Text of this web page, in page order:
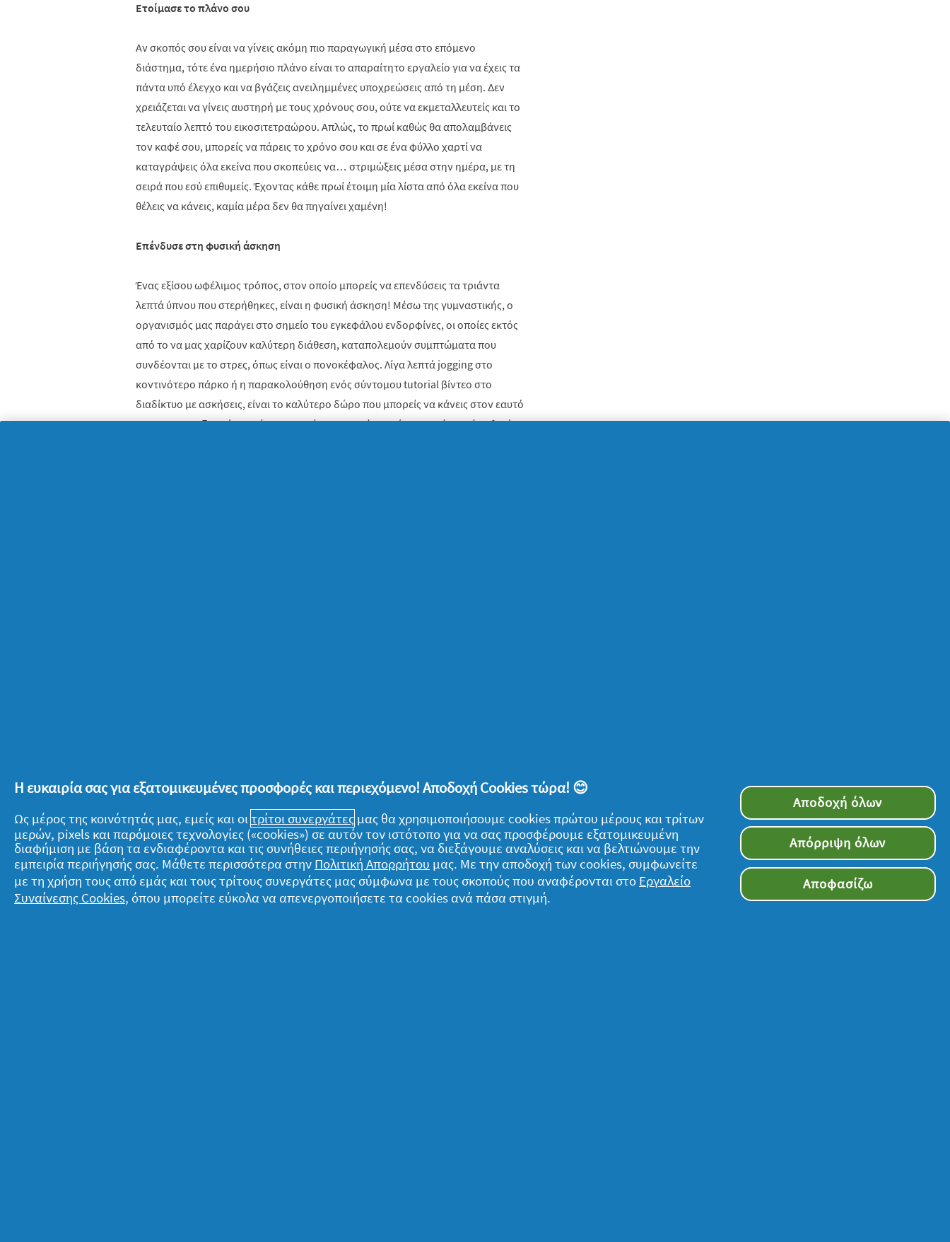
Ετοίμασε το πλάνο σου
Αν σκοπός σου είναι να γίνεις ακόμη πιο παραγωγική μέσα στο επόμενο
διάστημα, τότε ένα ημερήσιο πλάνο είναι το απαραίτητο εργαλείο για να έχεις τα
πάντα υπό έλεγχο και να βγάζεις ανειλημμένες υποχρεώσεις από τη μέση. Δεν
χρειάζεται να γίνεις αυστηρή με τους χρόνους σου, ούτε να εκμεταλλευτείς και το
τελευταίο λεπτό του εικοσιτετραώρου. Απλώς, το πρωί καθώς θα απολαμβάνεις
τον καφέ σου, μπορείς να πάρεις το χρόνο σου και σε ένα φύλλο χαρτί να
καταγράψεις όλα εκείνα που σκοπεύεις να… στριμώξεις μέσα στην ημέρα, με τη
σειρά που εσύ επιθυμείς. Έχοντας κάθε πρωί έτοιμη μία λίστα από όλα εκείνα που
θέλεις να κάνεις, καμία μέρα δεν θα πηγαίνει χαμένη!
Επένδυσε στη φυσική άσκηση
Ένας εξίσου ωφέλιμος τρόπος, στον οποίο μπορείς να επενδύσεις τα τριάντα
λεπτά ύπνου που στερήθηκες, είναι η φυσική άσκηση! Μέσω της γυμναστικής, ο
οργανισμός μας παράγει στο σημείο του εγκεφάλου ενδορφίνες, οι οποίες εκτός
από το να μας χαρίζουν καλύτερη διάθεση, καταπολεμούν συμπτώματα που
συνδέονται με το στρες, όπως είναι ο πονοκέφαλος. Λίγα λεπτά joggingστο
κοντινότερο πάρκο ή η παρακολούθηση ενός σύντομουtutorial βίντεο στο
διαδίκτυο με ασκήσεις, είναι το καλύτερο δώρο που μπορείς να κάνεις στον εαυτό
σου, πριν καν ξεκινήσει επίσημα η ημέρα. Μπορεί οι πρώτες φορές να είναι λιγάκι
πολλά, όμως τώρα που θα σηκώνεσαι μισή ώρα πιο νωρίς, είναι μια καλή ευκαιρία
να καταπιαστείς με αυτή τη δημιουργική συνήθεια! Μπορεί να είναι μία απλή
καταγραφή γεγονότων, όπως «Σήμερα το πρωί σηκώθηκα νωρίτερα από ότι
συνήθως…» ή κάτι βαθύτερο που αισθάνεσαι την ανάγκη να το εκφράσεις, να το
βγάλεις από μέσα σου. Σε κάθε περίπτωση, σκοπός της συγκεκριμένης άσκησης
Η ευκαιρία σας για εξατομικευμένες προσφορές και περιεχόμενο! Αποδοχή Cookies τώρα! 😊
Ως μέρος της κοινότητάς μας, εμείς και οιτρίτοι συνεργάτες μας θα χρησιμοποιήσουμε cookies πρώτου μέρους και τρίτων
μερών, pixels και παρόμοιες τεχνολογίες («cookies») σε αυτόν τον ιστότοπο για να σας προσφέρουμε εξατομικευμένη
διαφήμιση με βάση τα ενδιαφέροντα και τις συνήθειες περιήγησής σας, να διεξάγουμε αναλύσεις και να βελτιώνουμε την
εμπειρία περιήγησής σας. Μάθετε περισσότερα στην Πολιτική Απορρήτου μας. Με την αποδοχή των cookies, συμφωνείτε
με τη χρήση τους από εμάς και τους τρίτους συνεργάτες μας σύμφωνα με τους σκοπούς που αναφέρονται στο Εργαλείο
Συναίνεσης Cookies, όπου μπορείτε εύκολα να απενεργοποιήσετε τα cookies ανά πάσα στιγμή.
Αποδοχή όλων
Απόρριψη όλων
Αποφασίζω